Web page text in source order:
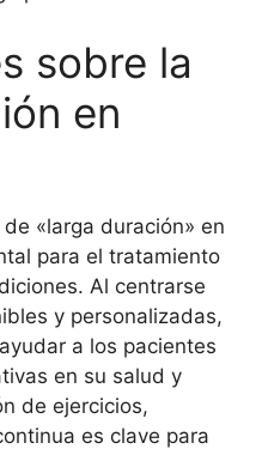
sobre la
en
«larga duración» en
para el tratamiento
Al centrarse
y personalizadas,
a los pacientes
en su salud y
de ejercicios,
es clave para